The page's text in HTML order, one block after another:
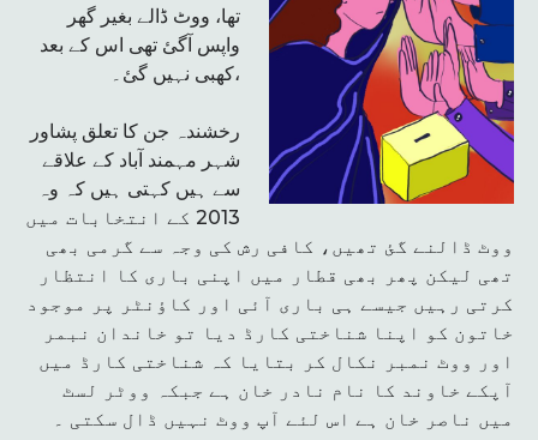
تھا، ووٹ ڈالے بغیر گھر
واپس آگئ تھی اس کے بعد
کھبی نہیں گئ۔،
رخشندہ جن کا تعلق پشاور
شہر مہمند آباد کے علاقے
سے ہیں کہتی ہیں کہ وہ
2013 کے انتخابات میں
ووٹ ڈالنے گئ تھیں، کافی رش کی وجہ سے گرمی بھی
تھی لیکن پھر بھی قطار میں اپنی باری کا انتظار
کرتی رہیں جیسے ہی باری آئی اور کاؤنٹر پر موجود
خاتون کو اپنا شناختی کارڈ دیا تو خاندان نبمر
اور ووٹ نمبر نکال کر بتایا کہ شناختی کارڈ میں
آپکے خاوند کا نام نادر خان ہے جبکہ ووٹر لسٹ
میں ناصر خان ہے اس لئے آپ ووٹ نہیں ڈال سکتی ۔